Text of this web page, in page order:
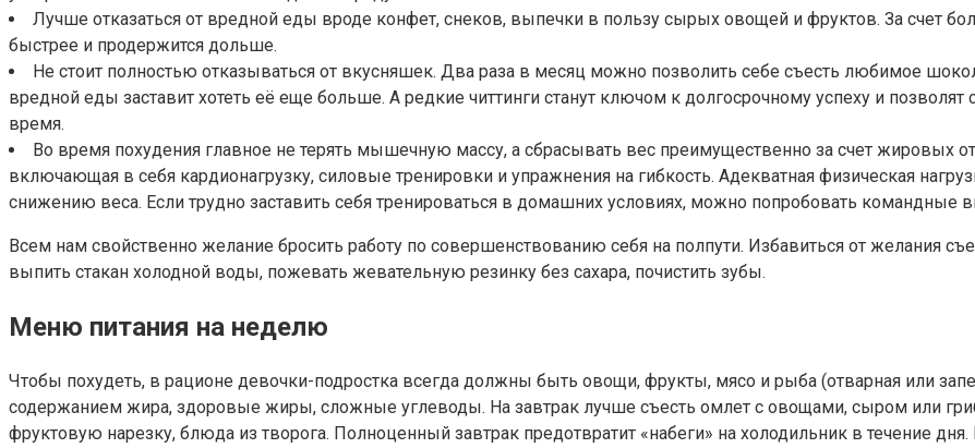
Лучше отказаться от вредной еды вроде конфет, снеков, выпечки в пользу сырых овощей и фруктов. За счет
быстрее и продержится дольше.
Не стоит полностью отказываться от вкусняшек. Два раза в месяц можно позволить себе съесть любимое
вредной еды заставит хотеть её еще больше. А редкие читтинги станут ключом к долгосрочному успеху и
время.
Во время похудения главное не терять мышечную массу, а сбрасывать вес преимущественно за счет жировых
включающая в себя кардионагрузку, силовые тренировки и упражнения на гибкость. Адекватная физическая
снижению веса. Если трудно заставить себя тренироваться в домашних условиях, можно попробовать командные
Всем нам свойственно желание бросить работу по совершенствованию себя на полпути. Избавиться от желания
выпить стакан холодной воды, пожевать жевательную резинку без сахара, почистить зубы.
Меню питания на неделю
Чтобы похудеть, в рационе девочки-подростка всегда должны быть овощи, фрукты, мясо и рыба (отварная или
содержанием жира, здоровые жиры, сложные углеводы. На завтрак лучше съесть омлет с овощами, сыром или
фруктовую нарезку, блюда из творога. Полноценный завтрак предотвратит «набеги» на холодильник в течение